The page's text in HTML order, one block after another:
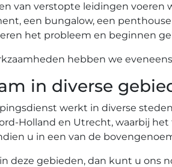
van verstopte leidingen voeren
een bungalow, een
het probleem en beginnen
hebben we
in diverse
werkt in diverse
Holland en Utrecht, waarbij
u in een van de
deze gebieden, dan kunt u ons